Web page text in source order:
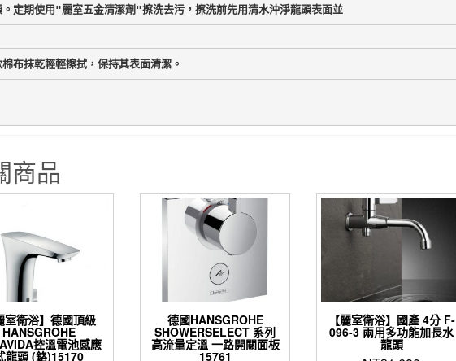
。定期使用"麗室五金清潔劑"擦洗去污，擦洗前先用清水沖淨龍頭表面並
棉布抹乾輕輕擦拭，保持其表面清潔。
商品
室衛浴】德國頂級
HANSGROHE
控溫電池感應
龍頭 (鉻)15170
德國HANSGROHE
SHOWERSELECT 系列
高流量定溫 一路開關面板
15761
【麗室衛浴】國產 4分 F-
096-3 兩用多功能加長水
龍頭